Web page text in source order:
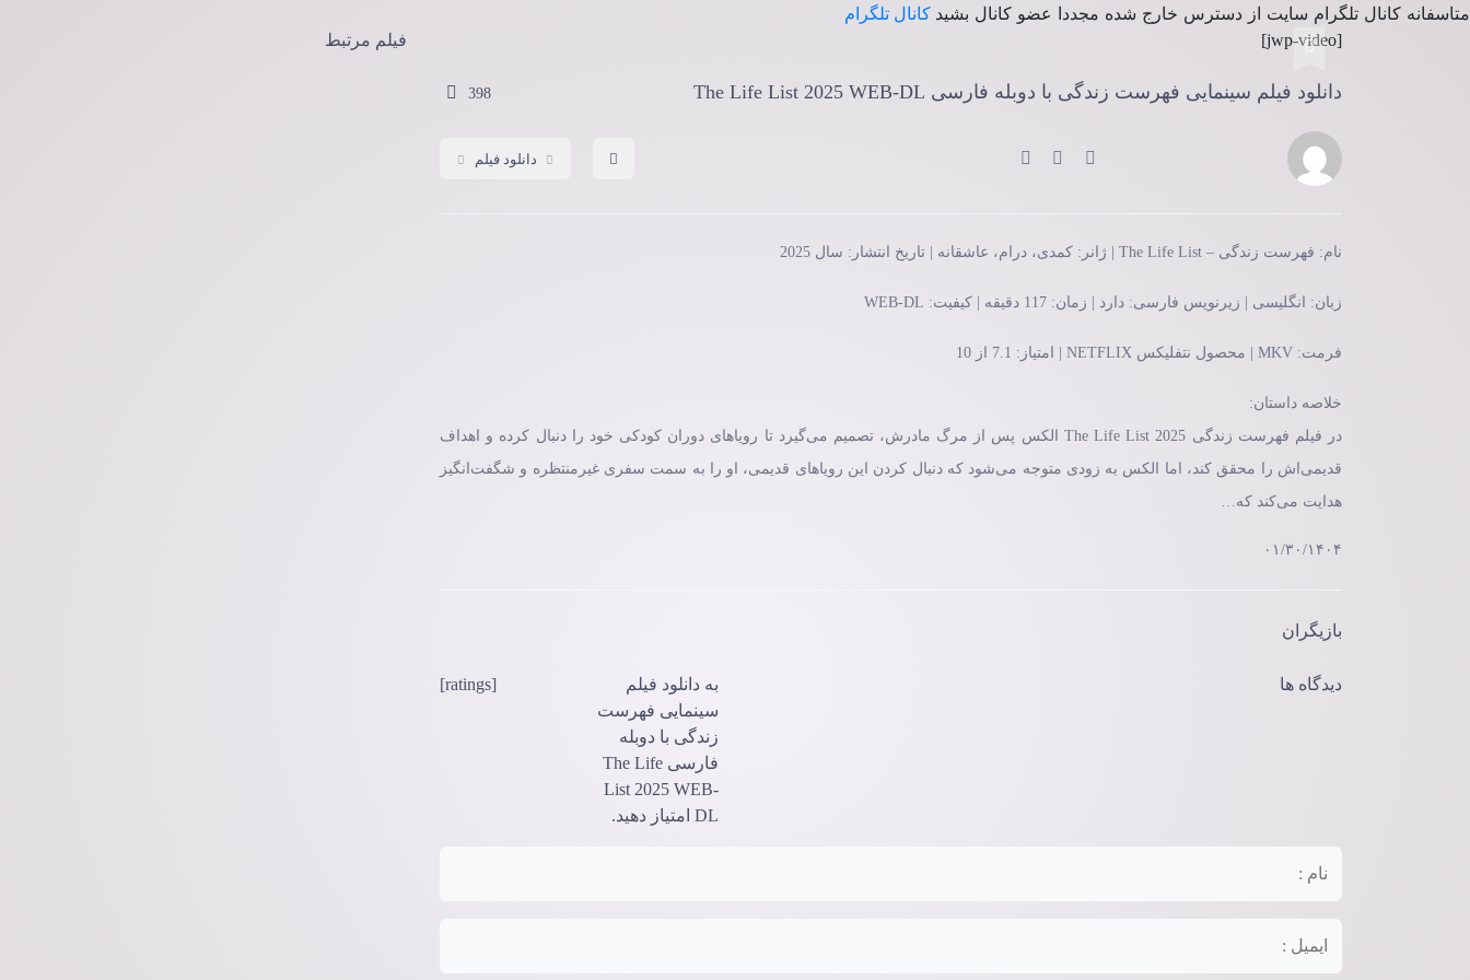
متاسفانه کانال تلگرام سایت از دسترس خارج شده مجددا عضو کانال بشید کانال تلگرام
[jwp-video]
دانلود فیلم سینمایی فهرست زندگی با دوبله فارسی The Life List 2025 WEB-DL 398
دانلود فیلم
نام: فهرست زندگی – The Life List | ژانر: کمدی، درام، عاشقانه | تاریخ انتشار: سال 2025
زبان: انگلیسی | زیرنویس فارسی: دارد | زمان: 117 دقیقه | کیفیت: WEB-DL
فرمت: MKV | محصول نتفلیکس NETFLIX | امتیاز: 7.1 از 10
خلاصه داستان:
در فیلم فهرست زندگی The Life List 2025 الکس پس از مرگ مادرش، تصمیم می‌گیرد تا رویاهای دوران کودکی خود را دنبال کرده و اهداف
قدیمی‌اش را محقق کند، اما الکس به زودی متوجه می‌شود که دنبال کردن این رویاهای قدیمی، او را به سمت سفری غیرمنتظره و شگفت‌انگیز
هدایت می‌کند که…
۰۱/۳۰/۱۴۰۴
بازیگران
دیدگاه ها
به دانلود فیلم
سینمایی فهرست
زندگی با دوبله
فارسی The Life
List 2025 WEB-
DL امتیاز دهید.
[ratings]
فیلم مرتبط